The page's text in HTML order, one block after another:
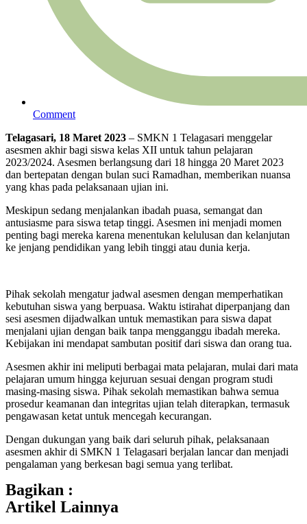
Comment
Telagasari, 18 Maret 2023 – SMKN 1 Telagasari menggelar
asesmen akhir bagi siswa kelas XII untuk tahun pelajaran
2023/2024. Asesmen berlangsung dari 18 hingga 20 Maret 2023
dan bertepatan dengan bulan suci Ramadhan, memberikan nuansa
yang khas pada pelaksanaan ujian ini.
Meskipun sedang menjalankan ibadah puasa, semangat dan
antusiasme para siswa tetap tinggi. Asesmen ini menjadi momen
penting bagi mereka karena menentukan kelulusan dan kelanjutan
ke jenjang pendidikan yang lebih tinggi atau dunia kerja.
Pihak sekolah mengatur jadwal asesmen dengan memperhatikan
kebutuhan siswa yang berpuasa. Waktu istirahat diperpanjang dan
sesi asesmen dijadwalkan untuk memastikan para siswa dapat
menjalani ujian dengan baik tanpa mengganggu ibadah mereka.
Kebijakan ini mendapat sambutan positif dari siswa dan orang tua.
Asesmen akhir ini meliputi berbagai mata pelajaran, mulai dari mata
pelajaran umum hingga kejuruan sesuai dengan program studi
masing-masing siswa. Pihak sekolah memastikan bahwa semua
prosedur keamanan dan integritas ujian telah diterapkan, termasuk
pengawasan ketat untuk mencegah kecurangan.
Dengan dukungan yang baik dari seluruh pihak, pelaksanaan
asesmen akhir di SMKN 1 Telagasari berjalan lancar dan menjadi
pengalaman yang berkesan bagi semua yang terlibat.
Bagikan :
Artikel Lainnya